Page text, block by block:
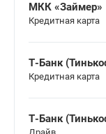
МКК «Займер»
Кредитная карта
Т-Банк
Кредитная карта
Т-Банк